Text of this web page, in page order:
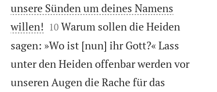
unsere Sünden um deines Namens
willen! 

10 Warum sollen die Heiden
sagen: »Wo ist [nun] ihr Gott?« Lass
unter den Heiden offenbar werden vor
unseren Augen die Rache für das